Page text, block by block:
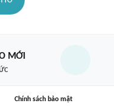
MỚI
Chính sách bảo mật